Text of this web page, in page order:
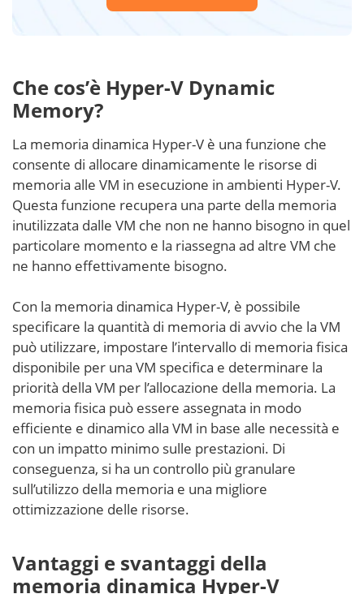
Che cos’è Hyper-V Dynamic
Memory?
La memoria dinamica Hyper-V è una funzione che
consente di allocare dinamicamente le risorse di
memoria alle VM in esecuzione in ambienti Hyper-V.
Questa funzione recupera una parte della memoria
inutilizzata dalle VM che non ne hanno bisogno in quel
particolare momento e la riassegna ad altre VM che
ne hanno effettivamente bisogno.
Con la memoria dinamica Hyper-V, è possibile
specificare la quantità di memoria di avvio che la VM
può utilizzare, impostare l’intervallo di memoria fisica
disponibile per una VM specifica e determinare la
priorità della VM per l’allocazione della memoria. La
memoria fisica può essere assegnata in modo
efficiente e dinamico alla VM in base alle necessità e
con un impatto minimo sulle prestazioni. Di
conseguenza, si ha un controllo più granulare
sull’utilizzo della memoria e una migliore
ottimizzazione delle risorse.
Vantaggi e svantaggi della
memoria dinamica Hyper-V